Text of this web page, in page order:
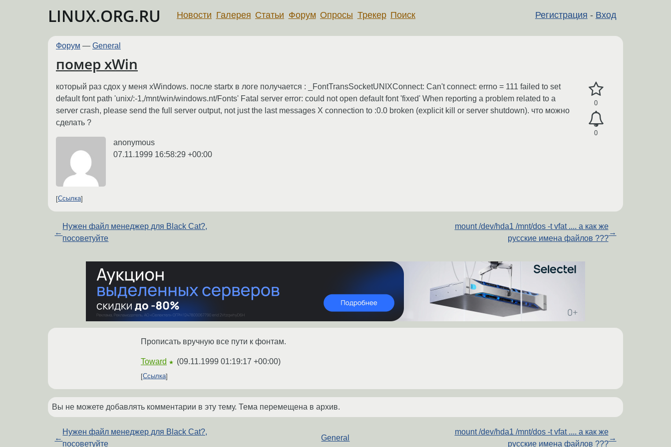
LINUX.ORG.RU Регистрация - Вход
Новости Галерея Статьи Форум Опросы Трекер Поиск
Форум — General
помер xWin
0
0
который раз сдох у меня xWindows. после startx в логе получается : _FontTransSocketUNIXConnect: Can't connect: errno = 111 failed to set
default font path 'unix/:-1,/mnt/win/windows.nt/Fonts' Fatal server error: could not open default font 'fixed' When reporting a problem related to a
server crash, please send the full server output, not just the last messages X connection to :0.0 broken (explicit kill or server shutdown). что можно
сделать ?
anonymous
07.11.1999 16:58:29 +00:00
Ссылка
←
Нужен файл менеджер для Black Cat?,
посоветуйте
mount /dev/hda1 /mnt/dos -t vfat .... а как же
русские имена файлов ???
→
Прописать вручную все пути к фонтам.
Toward ★ (09.11.1999 01:19:17 +00:00)
Ссылка
Вы не можете добавлять комментарии в эту тему. Тема перемещена в архив.
←
Нужен файл менеджер для Black Cat?,
посоветуйте
General
mount /dev/hda1 /mnt/dos -t vfat .... а как же
русские имена файлов ???
→